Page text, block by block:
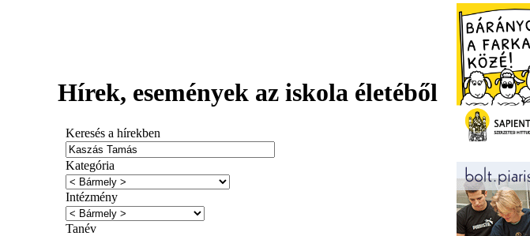
Hírek, események az iskola életéből
Keresés a hírekben
Kategória
Intézmény
Tanév